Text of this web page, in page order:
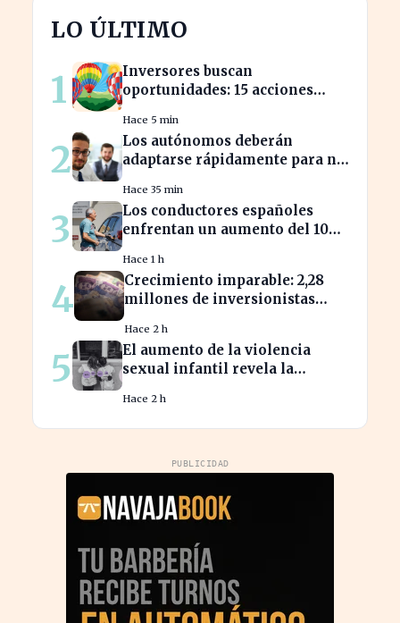
LO ÚLTIMO
1
Inversores buscan
oportunidades: 15 acciones
bursátil
Hace 5 min
2
Los autónomos deberán
adaptarse rápidamente para no
nóminas
Hace 35 min
3
Los conductores españoles
enfrentan un aumento del 10%
desde marzo
Hace 1 h
4
Crecimiento imparable: 2,28
millones de inversionistas
de $123,7 billones
Hace 2 h
5
El aumento de la violencia
sexual infantil revela la
familiar
Hace 2 h
PUBLICIDAD